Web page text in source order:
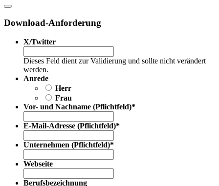
Download-Anforderung
X/Twitter
Dieses Feld dient zur Validierung und sollte nicht verändert
werden.
Anrede
Herr
Frau
Vor- und Nachname (Pflichtfeld)*
E-Mail-Adresse (Pflichtfeld)*
Unternehmen (Pflichtfeld)*
Webseite
Berufsbezeichnung